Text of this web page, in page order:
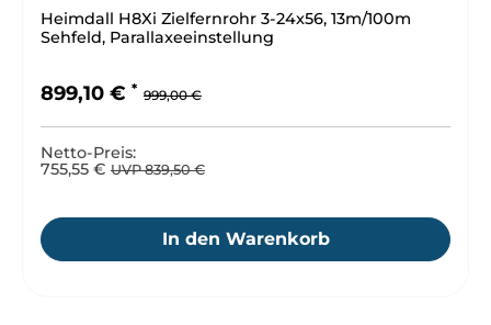
Heimdall H8Xi Zielfernrohr 3-24x56, 13m/100m
Sehfeld, Parallaxeeinstellung
Verkaufspreis:
899,10 € Regulärer Preis:
999,00 €
Netto-Preis:
755,55 € UVP 839,50 €
In den Warenkorb